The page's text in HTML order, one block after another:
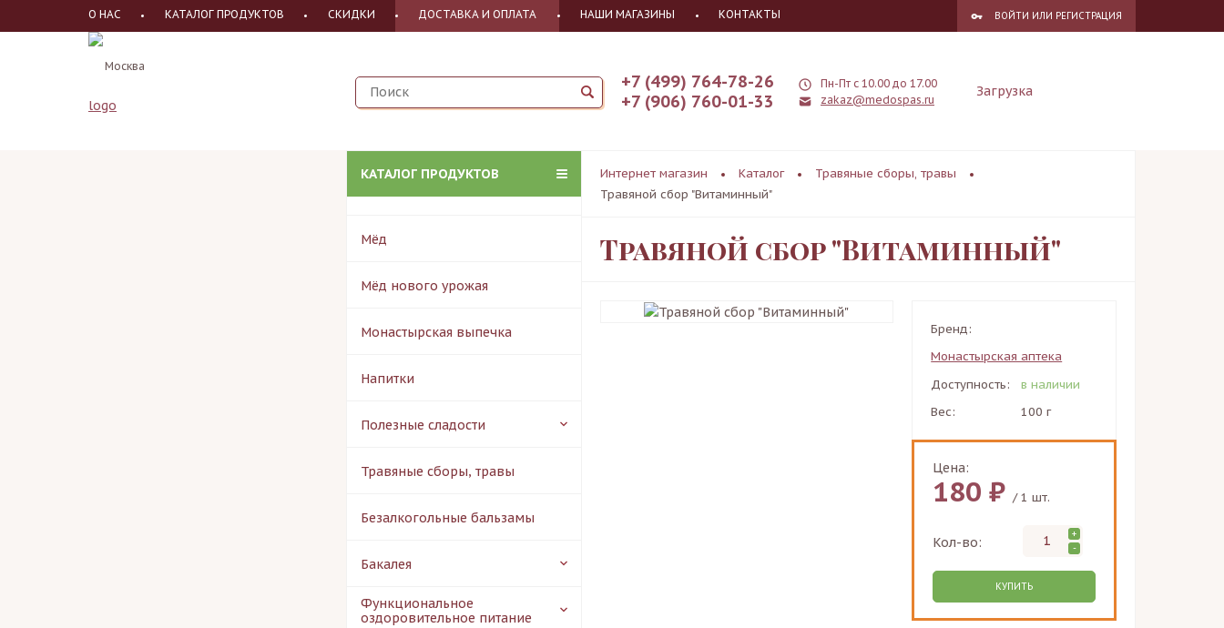
О НАС КАТАЛОГ ПРОДУКТОВ СКИДКИ ДОСТАВКА И ОПЛАТА НАШИ МАГАЗИНЫ КОНТАКТЫ ВОЙТИ ИЛИ РЕГИСТРАЦИЯ
Москва
+7 (499) 764-78-26
+7 (906) 760-01-33
Пн-Пт с 10.00 до 17.00
zakaz@medospas.ru
Загрузка
КАТАЛОГ ПРОДУКТОВ
Мёд
Мёд нового урожая
Монастырская выпечка
Напитки
Полезные сладости
Травяные сборы, травы
Безалкогольные бальзамы
Бакалея
Функциональное
оздоровительное питание
Интернет магазин Каталог
Травяные сборы, травы
Травяной сбор "Витаминный"
Травяной сбор "Витаминный"
Бренд:
Монастырская аптека
Доступность:
в наличии
Вес:
100 г
Цена:
180 ₽ / 1 шт.
Кол-во:
+
-
КУПИТЬ